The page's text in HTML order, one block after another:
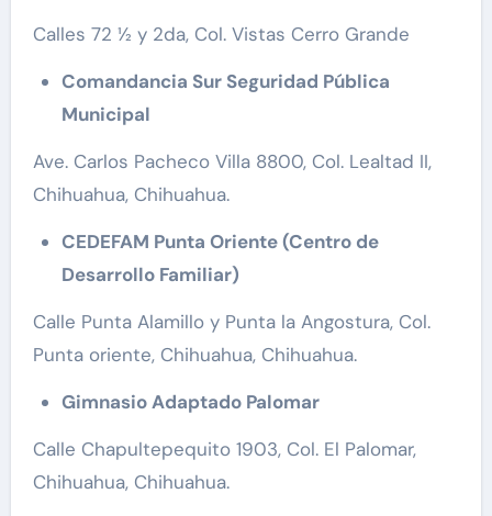
Calles 72 ½ y 2da, Col. Vistas Cerro Grande
Comandancia Sur Seguridad Pública
Municipal
Ave. Carlos Pacheco Villa 8800, Col. Lealtad II,
Chihuahua, Chihuahua.
CEDEFAM Punta Oriente (Centro de
Desarrollo Familiar)
Calle Punta Alamillo y Punta la Angostura, Col.
Punta oriente, Chihuahua, Chihuahua.
Gimnasio Adaptado Palomar
Calle Chapultepequito 1903, Col. El Palomar,
Chihuahua, Chihuahua.